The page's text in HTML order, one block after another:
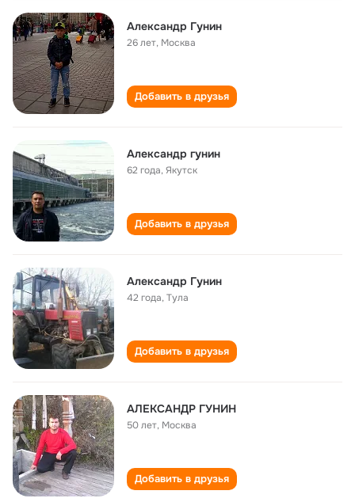
Александр Гунин
26 лет, Москва
Добавить в друзья
Александр гунин
62 года,Якутск
Добавить в друзья
Александр Гунин
42 года,Тула
Добавить в друзья
АЛЕКСАНДР ГУНИН
50 лет, Москва
Добавить в друзья